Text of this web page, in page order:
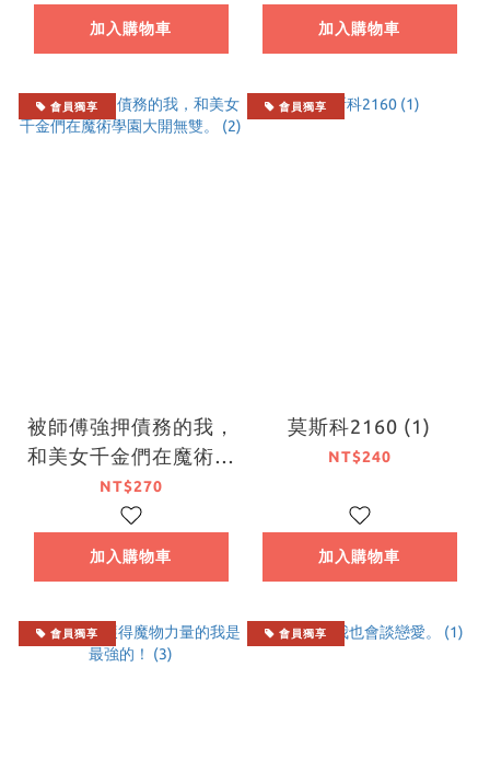
加入購物車 加入購物車
會員獨享
被師傅強押債務的我，
和美女千金們在魔術學
園大開無雙。 (2)
NT$270
加入購物車
會員獨享
莫斯科2160 (1)
NT$240
加入購物車
會員獨享 會員獨享